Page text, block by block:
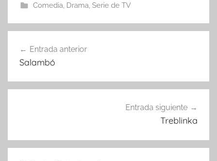
Comedia, Drama, Serie de TV
Navegación
de
entradas
Entrada anterior
Salambó
Entrada siguiente
Treblinka